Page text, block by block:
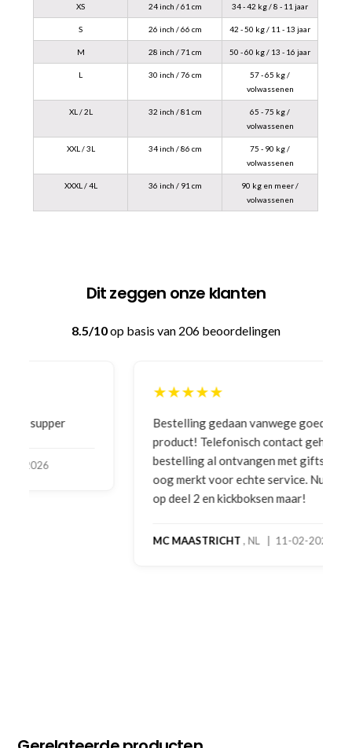
XS 24 inch / 61 cm 34 - 42 kg / 8 - 11 jaar
S 26 inch / 66 cm 42 - 50 kg / 11 - 13 jaar
M 28 inch / 71 cm 50 - 60 kg / 13 - 16 jaar
L 30 inch / 76 cm
57 - 65 kg /
volwassenen
XL / 2L 32 inch / 81 cm
65 - 75 kg /
volwassenen
XXL / 3L 34 inch / 86 cm
75 - 90 kg /
volwassenen
XXXL / 4L 36 inch / 91 cm
90 kg en meer /
volwassenen
Dit zeggen onze klanten
8.5/10op basis van 206 beoordelingen
Bestelling gedaan vanwege goede prijzen en
product! Telefonisch contact gehad en 1e deel
bestelling al ontvangen met gifts, waardoor je
oog merkt voor echte service. Nu nog wachten
op deel 2 en kickboksen maar!
, NL | 11-02-2026